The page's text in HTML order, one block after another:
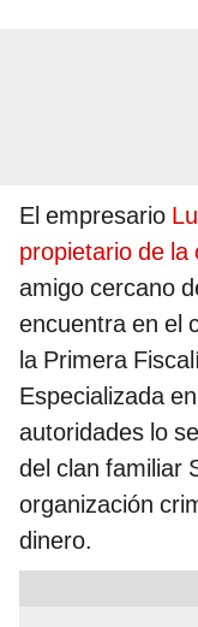
El empresario
propietario de
amigo cercano
encuentra en el
la Primera
Especializada
autoridades lo
del clan familiar
organización
dinero.